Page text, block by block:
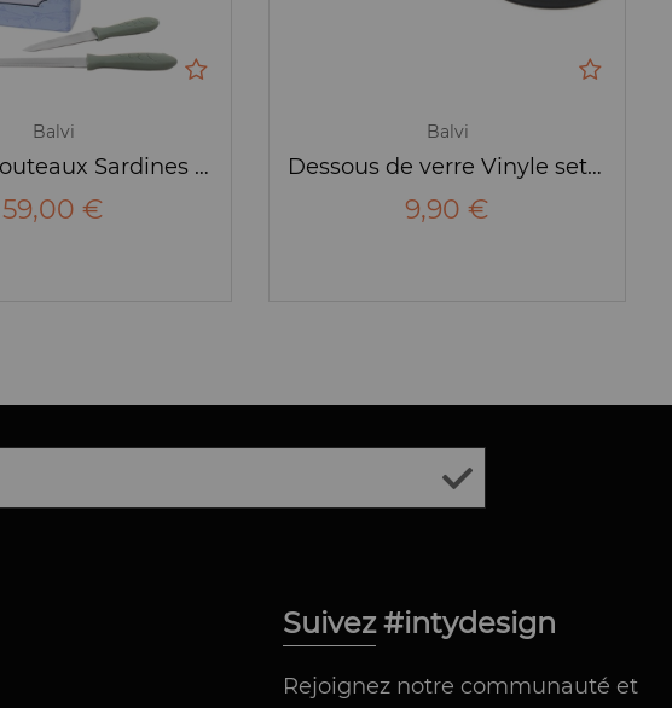
Balvi
Support couteaux Sardines métal - Balvi
59,00 €
Balvi
Dessous de verre Vinyle set de 4 - The Coaster - Balvi
9,90 €
Suivez #intydesign
Rejoignez notre communauté et